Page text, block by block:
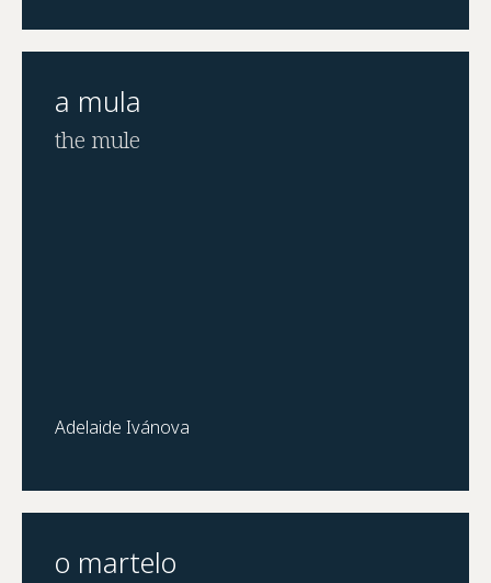
a mula
the mule
Adelaide Ivánova
o martelo